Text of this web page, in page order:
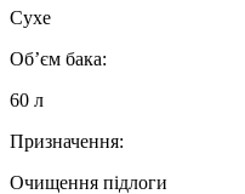
Сухе
Об’єм бака:
60 л
Призначення:
Очищення підлоги